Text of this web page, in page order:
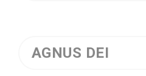
AGNUS DEI